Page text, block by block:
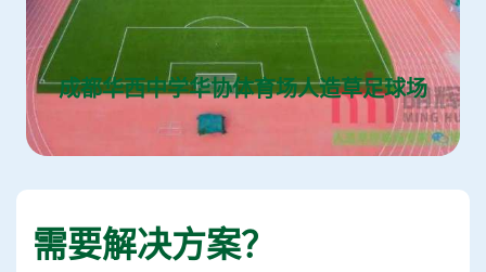
成都华西中学华协体育场人造草足球场
需要解决方案？